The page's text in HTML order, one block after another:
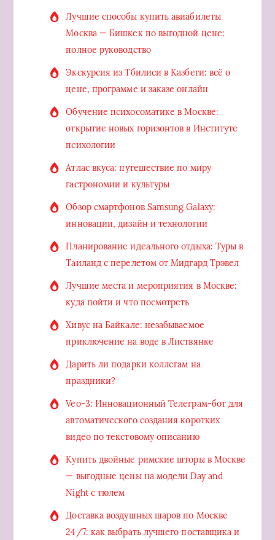
Лучшие способы купить авиабилеты
Москва — Бишкек по выгодной цене:
полное руководство
Экскурсия из Тбилиси в Казбеги: всё о
цене, программе и заказе онлайн
Обучение психосоматике в Москве:
открытие новых горизонтов в Институте
психологии
Атлас вкуса: путешествие по миру
гастрономии и культуры
Обзор смартфонов Samsung Galaxy:
инновации, дизайн и технологии
Планирование идеального отдыха: Туры в
Таиланд с перелетом от Мидгард Трэвел
Лучшие места и мероприятия в Москве:
куда пойти и что посмотреть
Хивус на Байкале: незабываемое
приключение на воде в Листвянке
Дарить ли подарки коллегам на
праздники?
Veo-3: Инновационный Телеграм-бот для
автоматического создания коротких
видео по текстовому описанию
Купить двойные римские шторы в Москве
— выгодные цены на модели Day and
Night с тюлем
Доставка воздушных шаров по Москве
24/7: как выбрать лучшего поставщика и